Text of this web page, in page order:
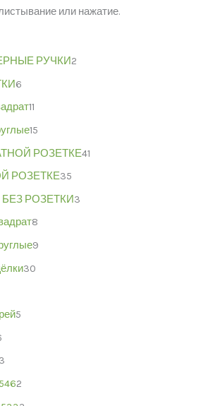
или нажатие.
РУЧКИ2
6
11
15
РОЗЕТКЕ41
РОЗЕТКЕ35
БЕЗ РОЗЕТКИ3
8
9
30
5
2